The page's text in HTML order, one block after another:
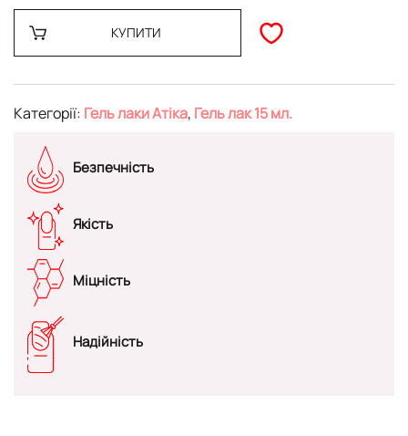
КУПИТИ
Категорії: Гель лаки Атіка, Гель лак 15 мл.
Безпечність
Якість
Міцність
Надійність